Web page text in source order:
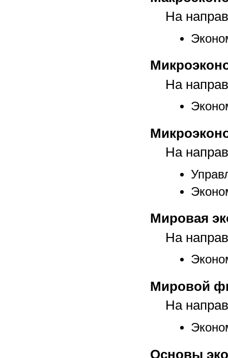
На
На
На
Мировая
На
Мировой
На
Основы